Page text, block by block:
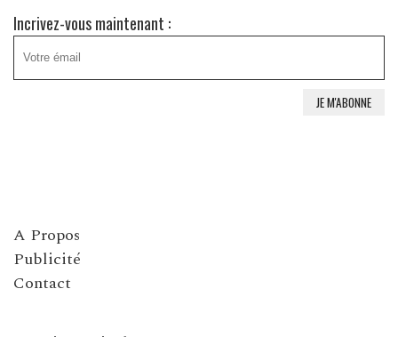
Incrivez-vous maintenant :
A Propos
Publicité
Contact